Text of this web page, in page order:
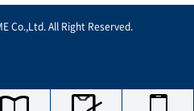
Co.,Ltd. All Right Reserved.